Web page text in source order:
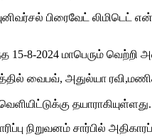
பிரைவேட்
15-8-2024 மாபெரும் வெற்றி
வைபவ், அதுல்யா
தயாராகியுள்ளது.
சார்பில்